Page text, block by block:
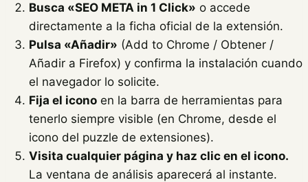
Busca «SEO META in 1 Click» o accede
directamente a la ficha oficial de la extensión.
Pulsa «Añadir» (Add to Chrome / Obtener /
Añadir a Firefox) y confirma la instalación cuando
el navegador lo solicite.
Fija el icono en la barra de herramientas para
tenerlo siempre visible (en Chrome, desde el
icono del puzzle de extensiones).
Visita cualquier página y haz clic en el icono.
La ventana de análisis aparecerá al instante.